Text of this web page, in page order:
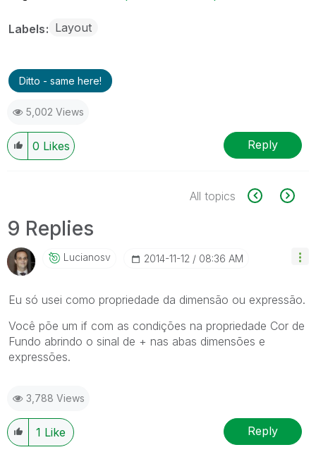
Labels Layout
Ditto - same here!
5,002 Views
0 Likes Reply
All topics
9 Replies
Lucianosv ‎2014-11-12 08:36 AM
Eu só usei como propriedade da dimensão ou expressão.
Você põe um if com as condições na propriedade Cor de
Fundo abrindo o sinal de + nas abas dimensões e
expressões.
3,788 Views
1 Like Reply